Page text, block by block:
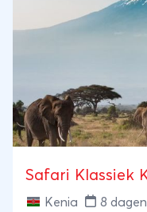
Safari Klassiek
Kenia 8 dagen